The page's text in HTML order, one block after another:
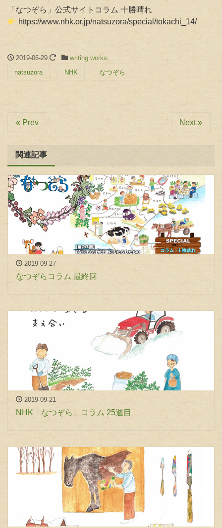
「なつぞら」公式サイトコラム 十勝晴れ
https://www.nhk.or.jp/natsuzora/special/tokachi_14/
2019-06-29
writing works
natsuzora
NHK なつぞら
« Prev Next »
関連記事
2019-09-27
なつぞらコラム 最終回
2019-09-21
NHK「なつぞら」コラム 25週目